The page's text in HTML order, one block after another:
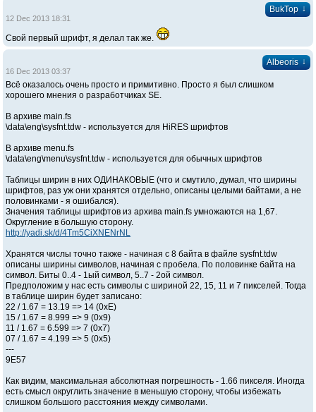
BukTop ↓
12 Dec 2013 18:31
Свой первый шрифт, я делал так же.
Albeoris ↓
16 Dec 2013 03:37
Всё оказалось очень просто и примитивно. Просто я был слишком
хорошего мнения о разработчиках SE.
В архиве main.fs
\data\eng\sysfnt.tdw - используется для HiRES шрифтов
В архиве menu.fs
\data\eng\menu\sysfnt.tdw - используется для обычных шрифтов
Таблицы ширин в них ОДИНАКОВЫЕ (что и смутило, думал, что ширины
шрифтов, раз уж они хранятся отдельно, описаны целыми байтами, а не
половинками - я ошибался).
Значения таблицы шрифтов из архива main.fs умножаются на 1,67.
Округление в большую сторону.
http://yadi.sk/d/4Tm5CiXNENrNL
Хранятся числы точно также - начиная с 8 байта в файле sysfnt.tdw
описаны ширины символов, начиная с пробела. По половинке байта на
символ. Биты 0..4 - 1ый символ, 5..7 - 2ой символ.
Предположим у нас есть символы с шириной 22, 15, 11 и 7 пикселей. Тогда
в таблице ширин будет записано:
22 / 1.67 = 13.19 => 14 (0xE)
15 / 1.67 = 8.999 => 9 (0x9)
11 / 1.67 = 6.599 => 7 (0x7)
07 / 1.67 = 4.199 => 5 (0x5)
---
9E57
Как видим, максимальная абсолютная погрешность - 1.66 пикселя. Иногда
есть смысл округлить значение в меньшую сторону, чтобы избежать
слишком большого расстояния между символами.